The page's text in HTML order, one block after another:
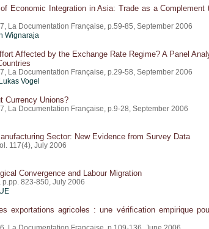
Economic Integration in Asia: Trade as a Complement
La Documentation Française, p.59-85, September 2006
Wignaraja
Affected by the Exchange Rate Regime? A Panel
La Documentation Française, p.29-58, September 2006
Vogel
Currency Unions?
La Documentation Française, p.9-28, September 2006
Sector: New Evidence from Survey Data
117(4), July 2006
Convergence and Labour Migration
823-850, July 2006
exportations agricoles : une vérification empirique